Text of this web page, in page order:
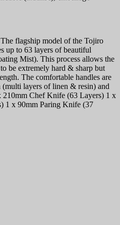
flagship model of the Tojiro
up to 63 layers of beautiful
Mist). This process allows the
be extremely hard & sharp but
The comfortable handles are
layers of linen & resin) and
210mm Chef Knife (63 Layers) 1 x
1 x 90mm Paring Knife (37